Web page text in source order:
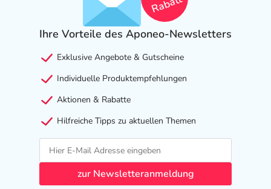
Ihre Vorteile des Aponeo-Newsletters
Exklusive Angebote & Gutscheine
Individuelle Produktempfehlungen
Aktionen & Rabatte
Hilfreiche Tipps zu aktuellen Themen
zur Newsletteranmeldung